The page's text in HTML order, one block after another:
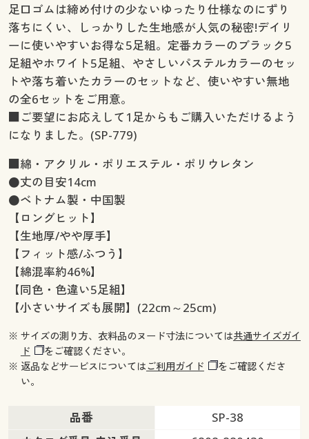
足口ゴムは締め付けの少ないゆったり仕様なのにずり
落ちにくい、しっかりした生地感が人気の秘密!デイリ
ーに使いやすいお得な5足組。定番カラーのブラック5
足組やホワイト5足組、やさしいパステルカラーのセッ
トや落ち着いたカラーのセットなど、使いやすい無地
の全6セットをご用意。
■ご要望にお応えして1足からもご購入いただけるよう
になりました。(SP-779)
■綿・アクリル・ポリエステル・ポリウレタン
●丈の目安14cm
●ベトナム製・中国製
【ロングヒット】
【生地厚/やや厚手】
【フィット感/ふつう】
【綿混率約46%】
【同色・色違い5足組】
【小さいサイズも展開】(22cm～25cm)
※ サイズの測り方、衣料品のヌード寸法については共通サイズガイ
ド
をご確認ください。
※ 返品などサービスについてはご利用ガイド
をご確認くださ
い。
品番
SP-38